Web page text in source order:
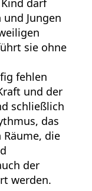
darf
Jungen
sie ohne
fehlen
und der
schließlich
das
die
der
werden.